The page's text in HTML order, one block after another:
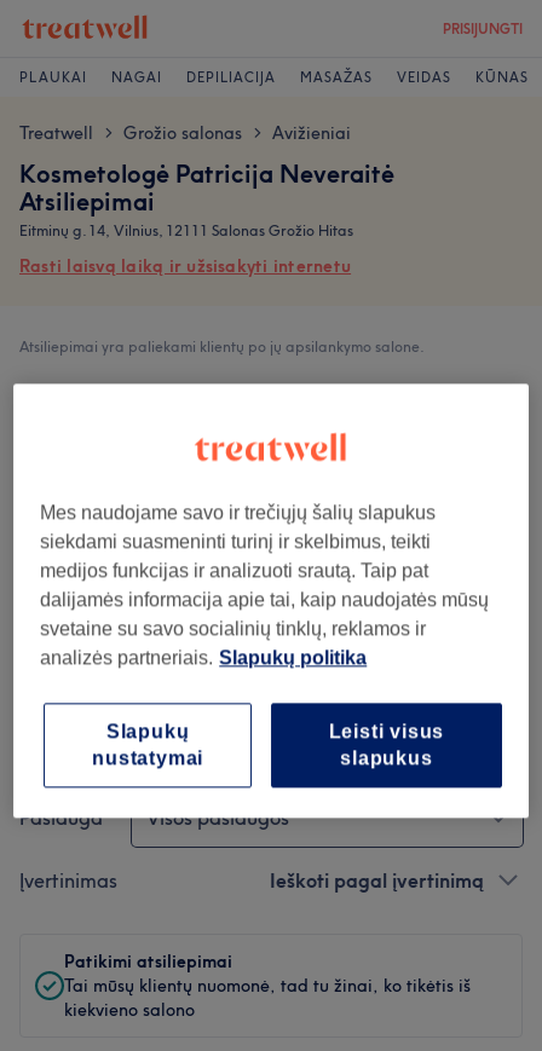
PRISIJUNGTI
PLAUKAI NAGAI DEPILIACIJA MASAŽAS VEIDAS KŪNAS
Treatwell > Grožio salonas > Avižieniai
Kosmetologė Patricija Neveraitė
Atsiliepimai
Eitminų g. 14, Vilnius, 12111 Salonas Grožio Hitas
Rasti laisvą laiką ir užsisakyti internetu
Atsiliepimai yra paliekami klientų po jų apsilankymo salone.
Atmosfera
Švara
Personalas
Atsiliepimų filtras
Paslauga Visos paslaugos
Įvertinimas Ieškoti pagal įvertinimą
Patikimi atsiliepimai
Tai mūsų klientų nuomonė, tad tu žinai, ko tikėtis iš
kiekvieno salono
Mes naudojame savo ir trečiųjų šalių slapukus
siekdami suasmeninti turinį ir skelbimus, teikti
medijos funkcijas ir analizuoti srautą. Taip pat
dalijamės informacija apie tai, kaip naudojatės mūsų
svetaine su savo socialinių tinklų, reklamos ir
analizės partneriais. Slapukų politika
Leisti visus
slapukus
Slapukų
nustatymai